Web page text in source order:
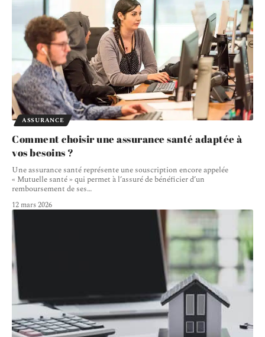
ASSURANCE
Comment choisir une assurance santé adaptée à
vos besoins ?
Une assurance santé représente une souscription encore appelée
« Mutuelle santé » qui permet à l’assuré de bénéficier d’un
remboursement de ses…
12 mars 2026